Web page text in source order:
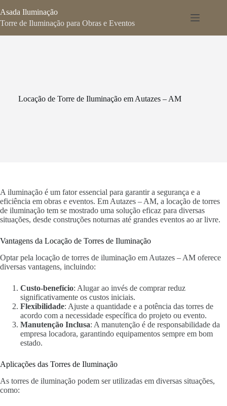
para
o
Asada Iluminação
Torre de Iluminação para Obras e Eventos
Locação de Torre de Iluminação em Autazes – AM
A iluminação é um fator essencial para garantir a segurança e a
eficiência em obras e eventos. Em Autazes – AM, a locação de torres
de iluminação tem se mostrado uma solução eficaz para diversas
situações, desde construções noturnas até grandes eventos ao ar livre.
Vantagens da Locação de Torres de Iluminação
Optar pela locação de torres de iluminação em Autazes – AM oferece
diversas vantagens, incluindo:
Custo-benefício: Alugar ao invés de comprar reduz
significativamente os custos iniciais.
Flexibilidade: Ajuste a quantidade e a potência das torres de
acordo com a necessidade específica do projeto ou evento.
Manutenção Inclusa: A manutenção é de responsabilidade da
empresa locadora, garantindo equipamentos sempre em bom
estado.
Aplicações das Torres de Iluminação
As torres de iluminação podem ser utilizadas em diversas situações,
como: